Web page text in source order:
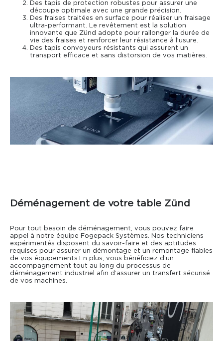
Des tapis de protection robustes pour assurer une
découpe optimale avec une grande précision.
Des fraises traitées en surface pour réaliser un fraisage
ultra-performant. Le revêtement est la solution
innovante que Zünd adopte pour rallonger la durée de
vie des fraises et renforcer leur résistance à l’usure.
Des tapis convoyeurs résistants qui assurent un
transport efficace et sans distorsion de vos matières.
Déménagement de votre table Zünd
Pour tout besoin de déménagement, vous pouvez faire
appel à notre équipe Fogepack Systèmes. Nos techniciens
expérimentés disposent du savoir-faire et des aptitudes
requises pour assurer un démontage et un remontage fiables
de vos équipements.En plus, vous bénéficiez d’un
accompagnement tout au long du processus de
déménagement industriel afin d’assurer un transfert sécurisé
de vos machines.